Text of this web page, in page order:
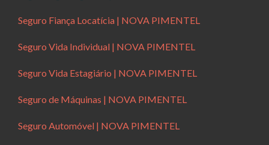
Seguro Fiança Locatícia | NOVA PIMENTEL
Seguro Vida Individual | NOVA PIMENTEL
Seguro Vida Estagiário | NOVA PIMENTEL
Seguro de Máquinas | NOVA PIMENTEL
Seguro Automóvel | NOVA PIMENTEL